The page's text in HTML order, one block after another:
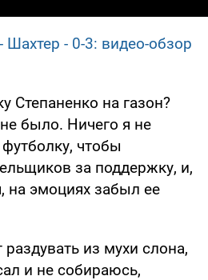
- 0-3: видео-обзор
Степаненко на газон?
было. Ничего я не
чтобы
за поддержку, и,
на эмоциях забыл ее
из мухи слона,
и не собираюсь,